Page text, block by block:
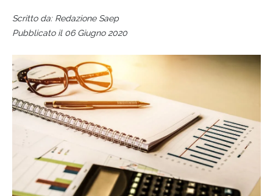
Scritto da: Redazione Saep
Pubblicato il 06 Giugno 2020